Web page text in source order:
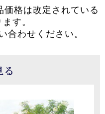
価格は改定されている
す。
合わせください。